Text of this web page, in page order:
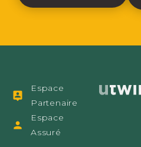
Espace
Partenaire
Espace
Assuré